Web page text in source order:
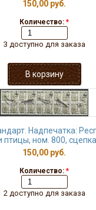
150,00 руб.
Количество: *
3 доступно для заказа
Надпечатка:
птицы, ном. 800,
150,00 руб.
Количество: *
2 доступно для заказа